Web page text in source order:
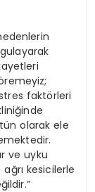
faktörleri
olarak ele
ve uyku
kesicilerle